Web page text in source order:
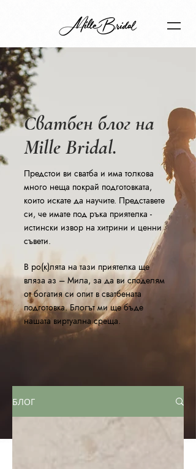
Сватбен блог на
Mille Bridal.
Предстои ви сватба и има толкова
много неща покрай подготовката,
които искате да научите. Представете
си, че имате под ръка приятелка -
истински извор на хитрини и ценни
съвети.
В ро(к)лята на тази приятелка ще
вляза аз – Мила, за да ви споделям
от богатия си опит в сватбената
подготовка. Блогът ми ще бъде
нашата виртуална среща.
БЛОГ